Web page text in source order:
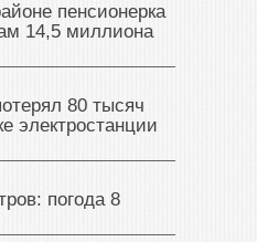
пенсионерка
14,5 миллиона
80 тысяч
электростанции
погода 8